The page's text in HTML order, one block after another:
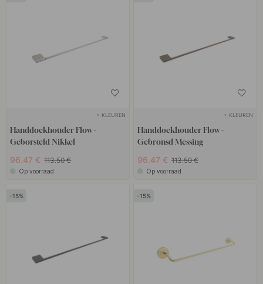
+ KLEUREN
Handdoekhouder Flow -
Geborsteld Nikkel
96.47 € 113.50 €
Op voorraad
+ KLEUREN
Handdoekhouder Flow -
Gebronsd Messing
96.47 € 113.50 €
Op voorraad
15 15